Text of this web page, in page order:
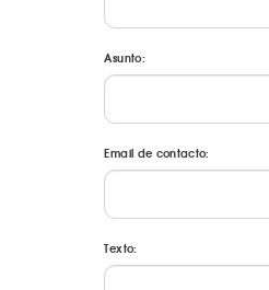
Asunto:
Email de contacto:
Texto: